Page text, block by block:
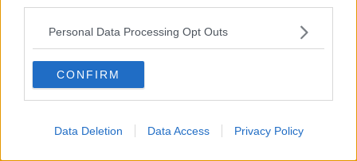
Personal Data Processing Opt Outs
CONFIRM
Data Deletion Data Access Privacy Policy
drojdie
Gogoși de post. 7 rețete de gogoși